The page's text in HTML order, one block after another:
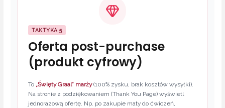
TAKTYKA 5
Oferta post-purchase
(produkt cyfrowy)
To „Święty Graal” marży(100% zysku, brak kosztów wysyłki).
Na stronie z podziękowaniem (Thank You Page) wyświetl
jednorazową ofertę. Np. po zakupie maty do ćwiczeń,